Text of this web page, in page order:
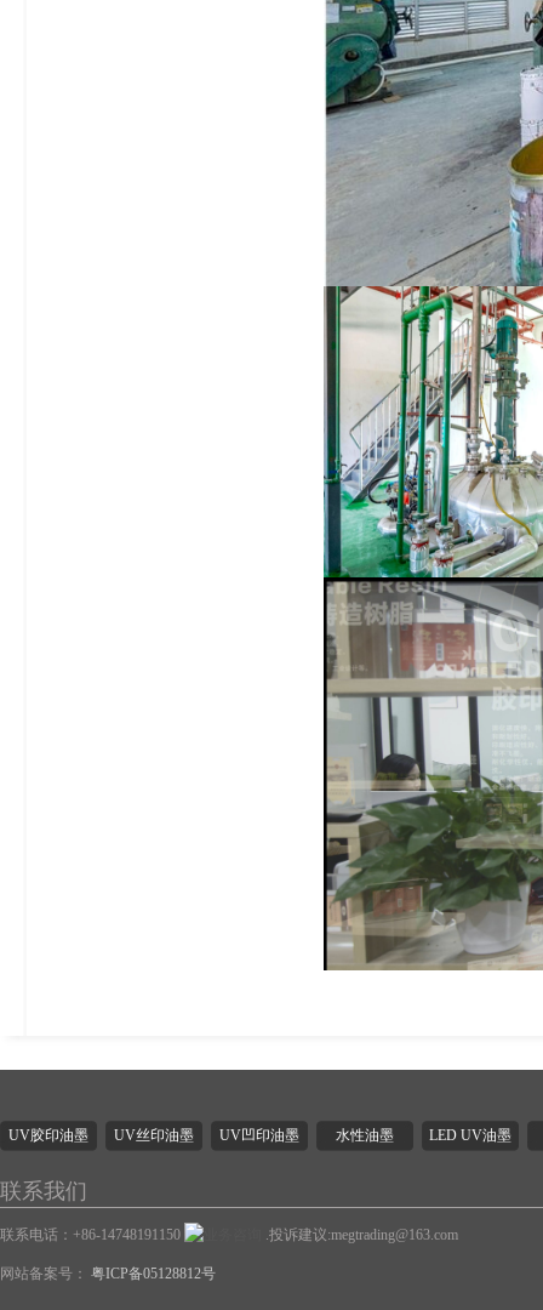
UV胶印油墨 UV丝印油墨 UV凹印油墨 水性油墨 LED UV油墨
联系我们
联系电话：+86-14748191150 .投诉建议:megtrading@163.com
网站备案号： 粤ICP备05128812号